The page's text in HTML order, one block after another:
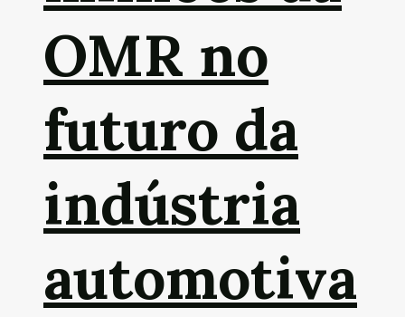
OMR no
futuro da
indústria
automotiva